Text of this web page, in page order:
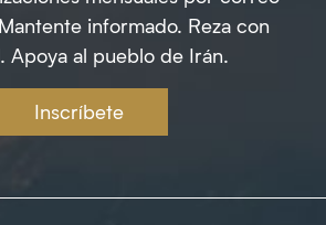
informado. Reza con
Apoya al pueblo de Irán.
Inscríbete